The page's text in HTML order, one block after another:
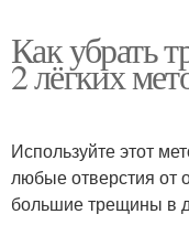
Как убрать
2 лёгких
Используйте этот
любые отверстия от
большие трещины в